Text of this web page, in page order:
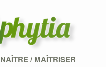
/MAÎTRISER